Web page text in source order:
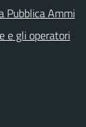
Pubblica Ammi
e gli operatori